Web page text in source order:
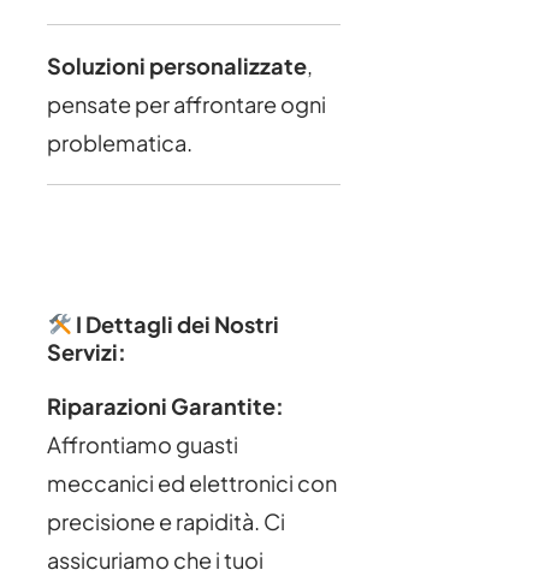
Soluzioni personalizzate,
pensate per affrontare ogni
problematica.
I Dettagli dei Nostri
Servizi:
Riparazioni Garantite:
Affrontiamo guasti
meccanici ed elettronici con
precisione e rapidità. Ci
assicuriamo che i tuoi